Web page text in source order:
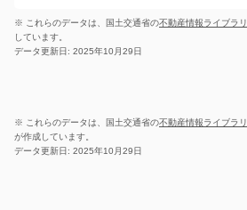
※ これらのデータは、国土交通省の不動産情報ライブラリ
しています。
データ更新日: 2025年10月29日
※ これらのデータは、国土交通省の不動産情報ライブラリ
が作成しています。
データ更新日: 2025年10月29日